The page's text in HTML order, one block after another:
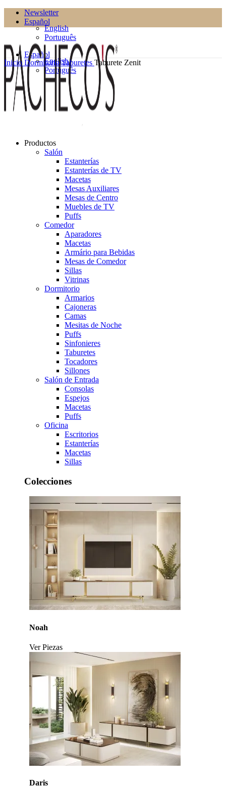
Newsletter
Español
English
Português
Español
English
Português
Productos
Salón
Estanterías
Estanterías de TV
Macetas
Mesas Auxiliares
Mesas de Centro
Muebles de TV
Puffs
Comedor
Aparadores
Macetas
Armário para Bebidas
Mesas de Comedor
Sillas
Vitrinas
Dormitorio
Armarios
Cajoneras
Camas
Mesitas de Noche
Puffs
Sinfonieres
Taburetes
Tocadores
Sillones
Salón de Entrada
Consolas
Espejos
Macetas
Puffs
Oficina
Escritorios
Estanterías
Macetas
Sillas
Colecciones
Noah
Ver Piezas
Daris
InicioDormitorioTaburetes Taburete Zenit